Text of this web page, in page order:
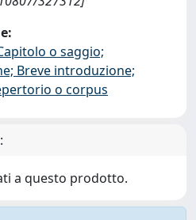
o saggio;
Breve introduzione;
o corpus
a questo prodotto.